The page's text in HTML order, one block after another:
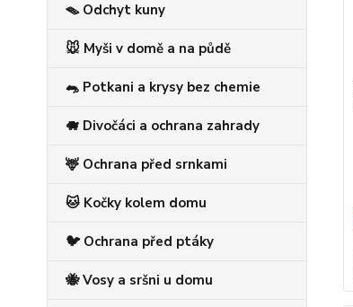
🪤 Odchyt kuny
🐭 Myši v domě a na půdě
🐀 Potkani a krysy bez chemie
🐗 Divočáci a ochrana zahrady
🦌 Ochrana před srnkami
🐱 Kočky kolem domu
🐦 Ochrana před ptáky
🐝 Vosy a sršni u domu